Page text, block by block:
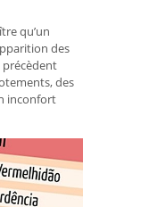
qu’un
des
précèdent
des
inconfort